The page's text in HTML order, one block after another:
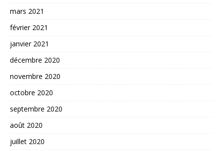
mars 2021
février 2021
janvier 2021
décembre 2020
novembre 2020
octobre 2020
septembre 2020
août 2020
juillet 2020